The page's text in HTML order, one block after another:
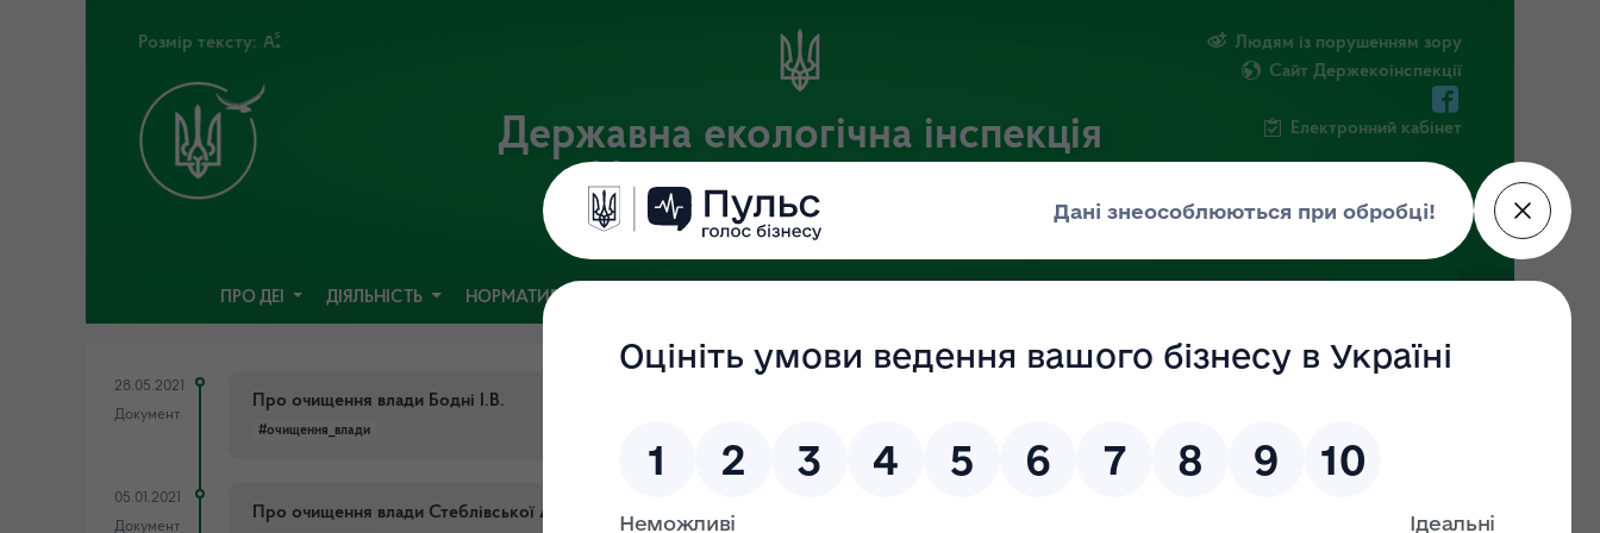
Розмір тексту:
Державна екологічна інспекція
Центрального округу
Офіційний веб-портал
Людям із порушенням зору
Сайт Держекоінспекції
Електронний кабінет
ПРО ДЕІ ДІЯЛЬНІСТЬ НОРМАТИВНА БАЗА
28.05.2021
Документ
Про очищення влади Бодні І.В.
#очищення_влади
05.01.2021
Документ
Про очищення влади Стеблівської А.П.